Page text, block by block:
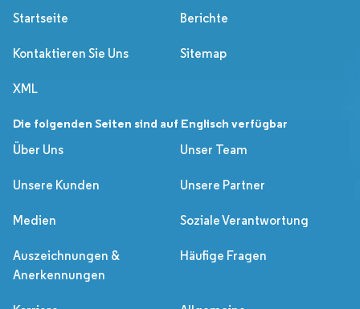
Startseite Berichte
Kontaktieren Sie Uns Sitemap
XML
Die folgenden Seiten sind auf Englisch verfügbar
Über Uns
Unser Team
Unsere Kunden Unsere Partner
Medien Soziale Verantwortung
Auszeichnungen &
Anerkennungen
Häufige Fragen